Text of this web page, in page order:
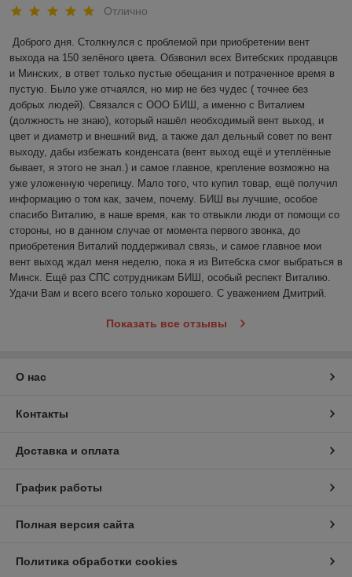
Отлично
Доброго дня. Столкнулся с проблемой при приобретении вент
выхода на 150 зелёного цвета. Обзвонил всех Витебских продавцов
и Минских, в ответ только пустые обещания и потраченное время в
пустую. Было уже отчаялся, но мир не без чудес ( точнее без
добрых людей). Связался с ООО БИШ, а именно с Виталием
(должность не знаю), который нашёл необходимый вент выход, и
цвет и диаметр и внешний вид, а также дал дельный совет по вент
выходу, дабы избежать конденсата (вент выход ещё и утеплённые
бывает, я этого не знал.) и самое главное, крепление возможно на
уже уложенную черепицу. Мало того, что купил товар, ещё получил
информацию о том как, зачем, почему. БИШ вы лучшие, особое
спасибо Виталию, в наше время, как то отвыкли люди от помощи со
стороны, но в данном случае от момента первого звонка, до
приобретения Виталий поддерживал связь, и самое главное мои
вент выход ждал меня неделю, пока я из Витебска смог выбраться в
Минск. Ещё раз СПС сотрудникам БИШ, особый респект Виталию.
Удачи Вам и всего всего только хорошего. С уважением Дмитрий.
Показать все отзывы
О нас
Контакты
Доставка и оплата
График работы
Полная версия сайта
Политика обработки cookies